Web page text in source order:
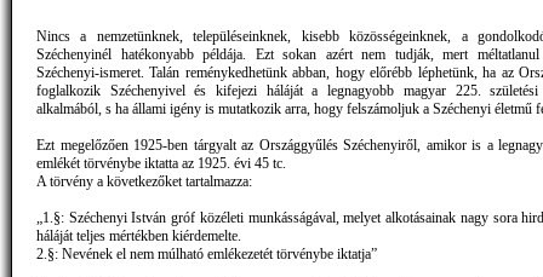
Nincs a nemzetünknek, településeinknek, kisebb közösségeinknek, a
Széchenyinél hatékonyabb példája. Ezt sokan azért nem tudják, mert
Széchenyi-ismeret. Talán reménykedhetünk abban, hogy előrébb léphetünk, ha az
foglalkozik Széchenyivel és kifejezi háláját a legnagyobb magyar 225.
alkalmából, s ha állami igény is mutatkozik arra, hogy felszámoljuk a Széchenyi életmű
Ezt megelőzően 1925-ben tárgyalt az Országgyűlés Széchenyiről, amikor is a
emlékét törvénybe iktatta az 1925. évi 45 tc.
A törvény a következőket tartalmazza:
„1.§: Széchenyi István gróf közéleti munkásságával, melyet alkotásainak nagy sora
háláját teljes mértékben kiérdemelte.
2.§: Nevének el nem múlható emlékezetét törvénybe iktatja”